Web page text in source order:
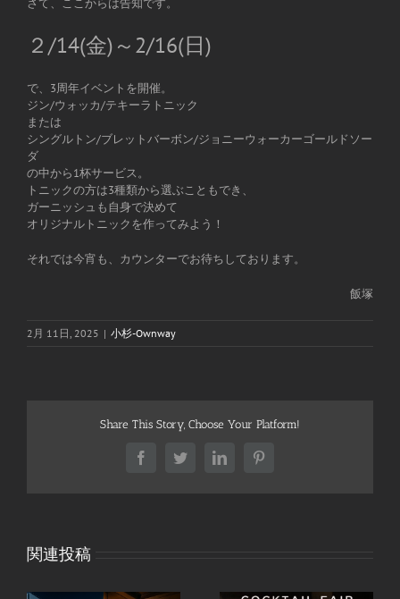
２/14(金)～2/16(日)
で、3周年イベントを開催。
ジン/ウォッカ/テキーラトニック
または
シングルトン/ブレットバーボン/ジョニーウォーカーゴールドソー
ダ
の中から1杯サービス。
トニックの方は3種類から選ぶこともでき、
ガーニッシュも自身で決めて
オリジナルトニックを作ってみよう！
それでは今宵も、カウンターでお待ちしております。
飯塚
2月 11日, 2025 | 小杉-Ownway
Share This Story, Choose Your Platform!
FacebookTwitterLinkedInPinterest
関連投稿